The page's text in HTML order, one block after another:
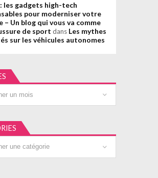
les gadgets high-tech
pour moderniser votre
– Un blog qui vous va comme
de sport dans Les mythes
sur les véhicules autonomes